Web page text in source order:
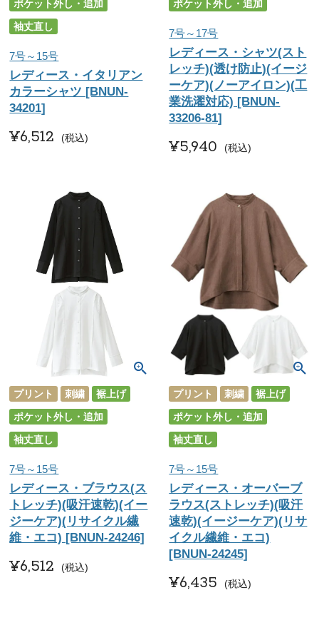
ポケット外し・追加
袖丈直し
7号～15号
レディース・イタリアン
カラーシャツ [BNUN-
34201]
¥6,512 税込
ポケット外し・追加
7号～17号
レディース・シャツ(スト
レッチ)(透け防止)(イージ
ーケア)(ノーアイロン)(工
業洗濯対応) [BNUN-
33206-81]
¥5,940 税込
プリント 刺繍
裾上げ
ポケット外し・追加
袖丈直し
7号～15号
レディース・ブラウス(ス
トレッチ)(吸汗速乾)(イー
ジーケア)(リサイクル繊
維・エコ) [BNUN-24246]
¥6,512 税込
プリント 刺繍
裾上げ
ポケット外し・追加
袖丈直し
7号～15号
レディース・オーバーブ
ラウス(ストレッチ)(吸汗
速乾)(イージーケア)(リサ
イクル繊維・エコ)
[BNUN-24245]
¥6,435 税込